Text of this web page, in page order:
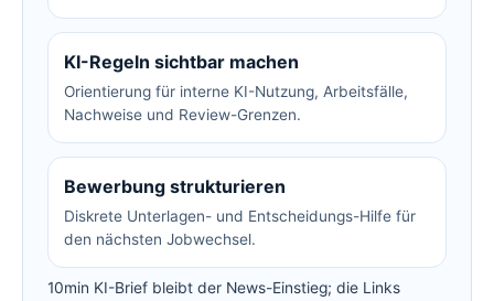
KI-Regeln sichtbar machen
Orientierung für interne KI-Nutzung, Arbeitsfälle,
Nachweise und Review-Grenzen.
Bewerbung strukturieren
Diskrete Unterlagen- und Entscheidungs-Hilfe für
den nächsten Jobwechsel.
10min KI-Brief bleibt der News-Einstieg; die Links